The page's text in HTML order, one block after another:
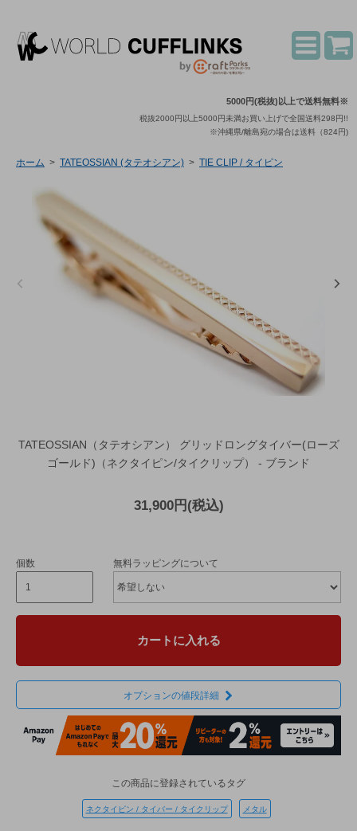
5000円(税抜)以上で送料無料※
税抜2000円以上5000円未満お買い上げで全国送料298円!!
※沖縄県/離島宛の場合は送料（824円)
ホーム > TATEOSSIAN (タテオシアン) > TIE CLIP / タイピン
TATEOSSIAN（タテオシアン） グリッドロングタイバー(ローズ
ゴールド)（ネクタイピン/タイクリップ） - ブランド
31,900円(税込)
個数 無料ラッピングについて
カートに入れる
オプションの値段詳細
この商品に登録されているタグ
ネクタイピン / タイバー / タイクリップ メタル